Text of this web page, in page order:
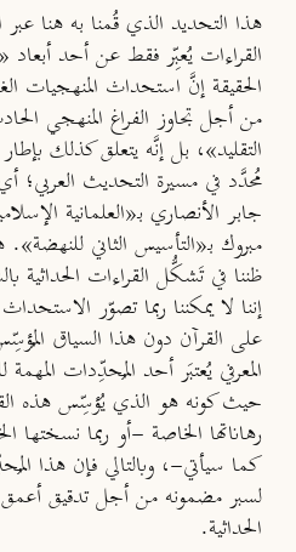
هذا التحديد الذي قُمنا به هنا عبر
القراءات يُعبِّر فقط عن أحد أبعاد
الحقيقة إنَّ استحداث المنهجيات
من أجل تجاوز الفراغ المنهجي
التقليد»، بل إنَّه يتعلق كذلك
مُحدَّد في مسيرة التحديث العربي؛
جابر الأنصاري بـ«العلمانية
مبروك بـ«التأسيس الثاني
ظننا في تَشكُّل القراءات
إننا لا يمكننا ربما تصوّر
على القرآن دون هذا السياق
المعرفي يُعتبَر أحد المُحدِّدات
حيث كونه هو الذي يُؤسِّس هذه
رهاناتها الخاصة -أو ربما
كما سيأتي-، وبالتالي فإن هذا
لسبر مضمونه من أجل تدقيق
الحداثية.